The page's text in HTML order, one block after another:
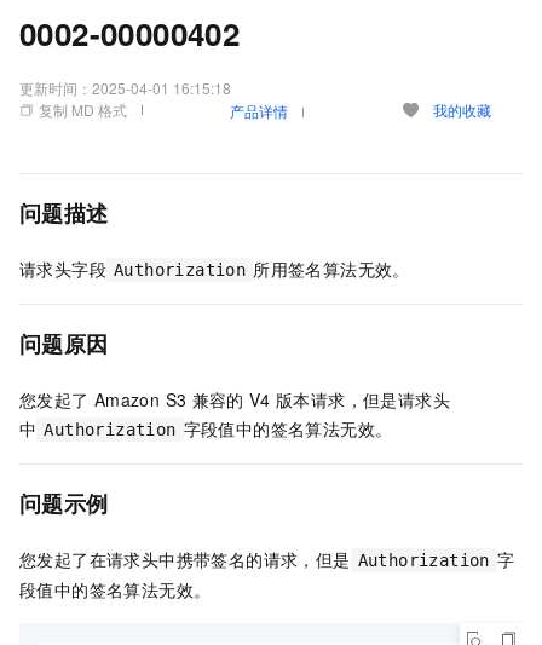
0002-00000402
更新时间： 2025-04-01 16:15:18
复制 MD 格式
产品详情 我的收藏
问题描述
请求头字段 Authorization 所用签名算法无效。
问题原因
您发起了 Amazon S3 兼容的 V4 版本请求，但是请求头
中 Authorization 字段值中的签名算法无效。
问题示例
您发起了在请求头中携带签名的请求，但是 Authorization 字
段值中的签名算法无效。